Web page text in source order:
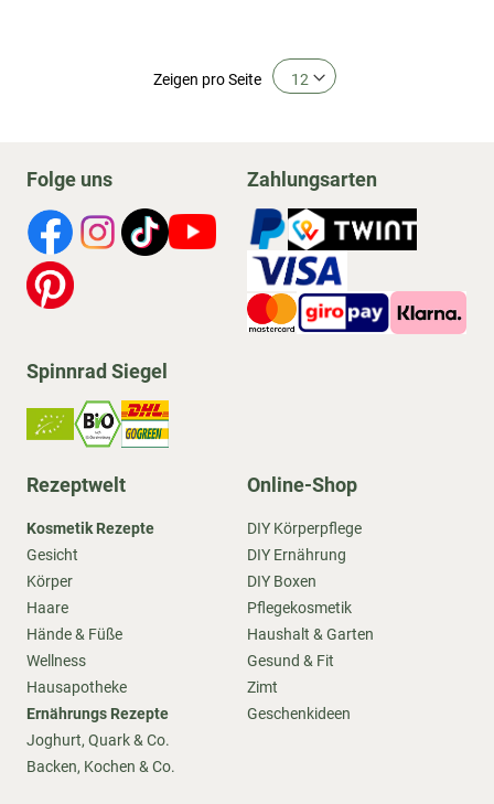
Zeigen pro Seite
Folge uns Zahlungsarten
Spinnrad Siegel
Rezeptwelt
Kosmetik Rezepte
Gesicht
Körper
Haare
Hände & Füße
Wellness
Hausapotheke
Ernährungs Rezepte
Joghurt, Quark & Co.
Backen, Kochen & Co.
Online-Shop
DIY Körperpflege
DIY Ernährung
DIY Boxen
Pflegekosmetik
Haushalt & Garten
Gesund & Fit
Zimt
Geschenkideen